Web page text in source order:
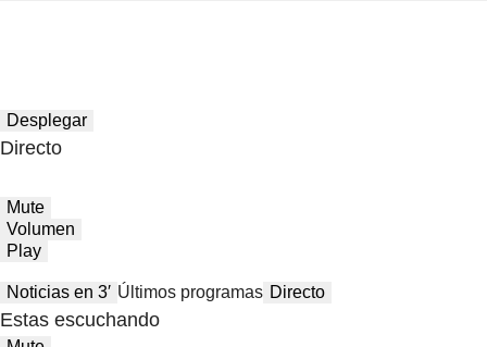
Desplegar
Directo
Mute
Volumen
Play
Noticias en 3′ Últimos programas Directo
Estas escuchando